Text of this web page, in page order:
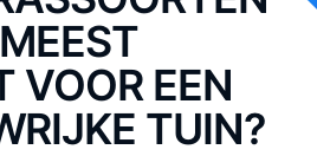
VOOR EEN
TUIN?